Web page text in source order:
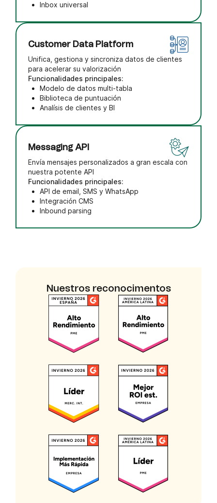
Inbox universal
Customer Data Platform
Unifica, gestiona y sincroniza datos de clientes
para acelerar su valorización
Funcionalidades principales:
Modelo de datos multi-tabla
Biblioteca de puntuación
Analísis de clientes y BI
Messaging API
Envía mensajes personalizados a gran escala con
nuestra potente API
Funcionalidades principales:
API de email, SMS y WhatsApp
Integración CMS
Inbound parsing
Nuestros reconocimentos